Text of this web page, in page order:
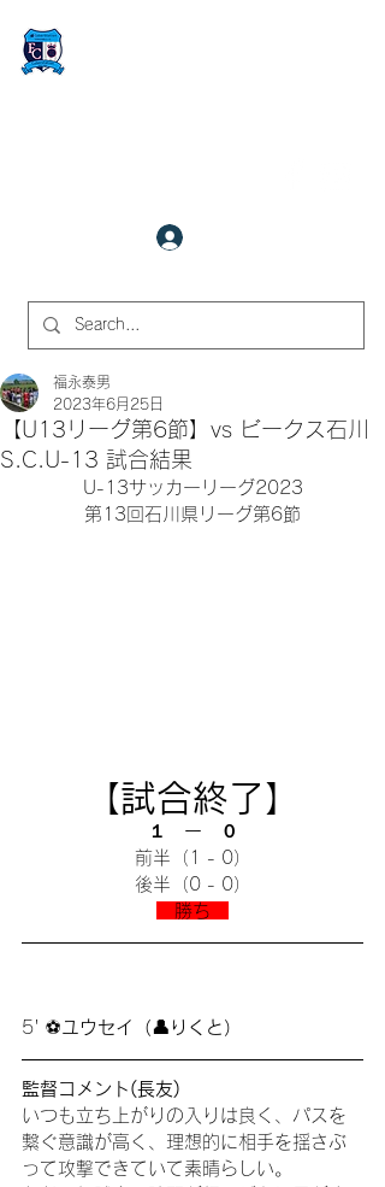
【U13リーグ第6節】vs ビークス石川
S.C.U-13 試合結果
福永泰男
2023年6月25日
U-13サッカーリーグ2023
第13回石川県リーグ第6節
【試合終了】
１   ー　０
前半（1 - 0）
後半（0 - 0）
勝ち
5' ⚽ ユウセイ（👤りくと）
監督コメント(長友)
いつも立ち上がりの入りは良く、パスを
繋ぐ意識が高く、理想的に相手を揺さぶ
って攻撃できていて素晴らしい。